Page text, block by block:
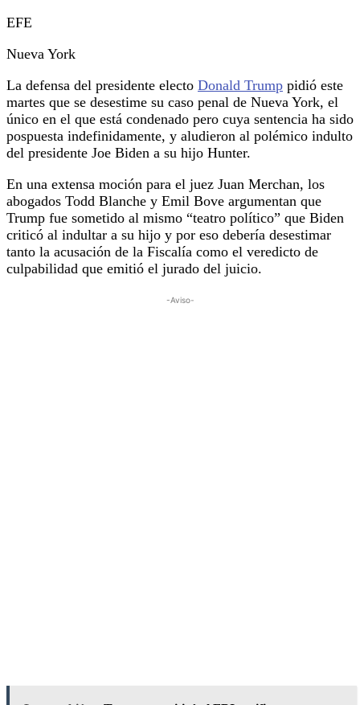
EFE
Nueva York
La defensa del presidente electo Donald Trump pidió este
martes que se desestime su caso penal de Nueva York, el
único en el que está condenado pero cuya sentencia ha sido
pospuesta indefinidamente, y aludieron al polémico indulto
del presidente Joe Biden a su hijo Hunter.
En una extensa moción para el juez Juan Merchan, los
abogados Todd Blanche y Emil Bove argumentan que
Trump fue sometido al mismo “teatro político” que Biden
criticó al indultar a su hijo y por eso debería desestimar
tanto la acusación de la Fiscalía como el veredicto de
culpabilidad que emitió el jurado del juicio.
-Aviso-